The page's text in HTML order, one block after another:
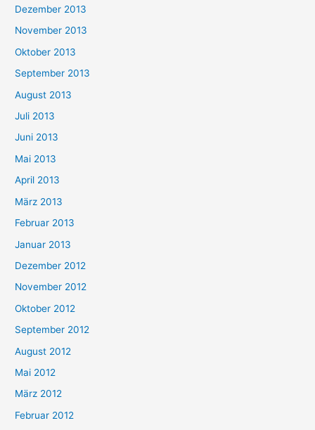
Dezember 2013
November 2013
Oktober 2013
September 2013
August 2013
Juli 2013
Juni 2013
Mai 2013
April 2013
März 2013
Februar 2013
Januar 2013
Dezember 2012
November 2012
Oktober 2012
September 2012
August 2012
Mai 2012
März 2012
Februar 2012